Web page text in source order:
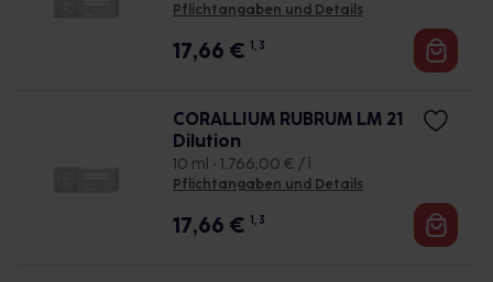
Pflichtangaben und Details
17,66 € 1, 3
CORALLIUM RUBRUM LM 21
Dilution
10 ml • 1.766,00 € / l
Pflichtangaben und Details
17,66 € 1, 3